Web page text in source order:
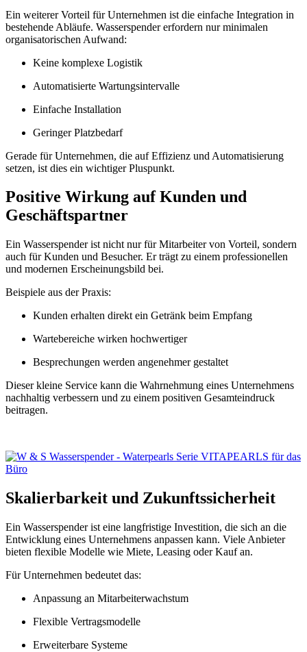
Ein weiterer Vorteil für Unternehmen ist die einfache Integration in
bestehende Abläufe. Wasserspender erfordern nur minimalen
organisatorischen Aufwand:
Keine komplexe Logistik
Automatisierte Wartungsintervalle
Einfache Installation
Geringer Platzbedarf
Gerade für Unternehmen, die auf Effizienz und Automatisierung
setzen, ist dies ein wichtiger Pluspunkt.
Positive Wirkung auf Kunden und
Geschäftspartner
Ein Wasserspender ist nicht nur für Mitarbeiter von Vorteil, sondern
auch für Kunden und Besucher. Er trägt zu einem professionellen
und modernen Erscheinungsbild bei.
Beispiele aus der Praxis:
Kunden erhalten direkt ein Getränk beim Empfang
Wartebereiche wirken hochwertiger
Besprechungen werden angenehmer gestaltet
Dieser kleine Service kann die Wahrnehmung eines Unternehmens
nachhaltig verbessern und zu einem positiven Gesamteindruck
beitragen.
Skalierbarkeit und Zukunftssicherheit
Ein Wasserspender ist eine langfristige Investition, die sich an die
Entwicklung eines Unternehmens anpassen kann. Viele Anbieter
bieten flexible Modelle wie Miete, Leasing oder Kauf an.
Für Unternehmen bedeutet das:
Anpassung an Mitarbeiterwachstum
Flexible Vertragsmodelle
Erweiterbare Systeme